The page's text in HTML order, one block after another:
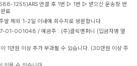
1255)ARS 연결 후 1번 ▷ 1번 ▷ 받으신 운송장 번
료
말 제외 1-2일 이내에 회수지로 방문합니다.
01-001048 / 예금주 : (주)클릭앤퍼니 (입금자명 옆
1만원 이상 추가 부과될 수 있습니다. (30만원 이상 주